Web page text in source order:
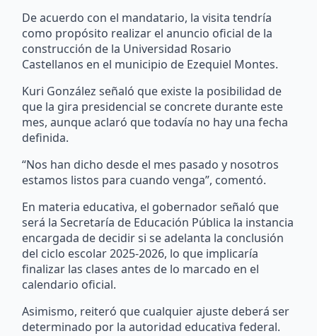
De acuerdo con el mandatario, la visita tendría
como propósito realizar el anuncio oficial de la
construcción de la Universidad Rosario
Castellanos en el municipio de Ezequiel Montes.
Kuri González señaló que existe la posibilidad de
que la gira presidencial se concrete durante este
mes, aunque aclaró que todavía no hay una fecha
definida.
“Nos han dicho desde el mes pasado y nosotros
estamos listos para cuando venga”, comentó.
En materia educativa, el gobernador señaló que
será la Secretaría de Educación Pública la instancia
encargada de decidir si se adelanta la conclusión
del ciclo escolar 2025-2026, lo que implicaría
finalizar las clases antes de lo marcado en el
calendario oficial.
Asimismo, reiteró que cualquier ajuste deberá ser
determinado por la autoridad educativa federal.